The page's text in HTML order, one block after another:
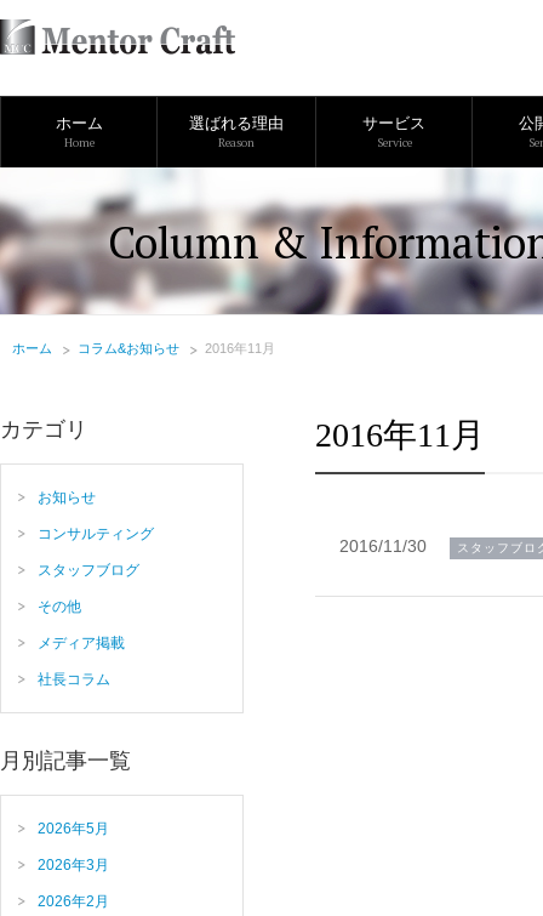
ホーム
Home
選ばれる理由
Reason
サービス
Service
公
Column &
ホーム コラム&お知らせ 2016年11月
2016年11月
2016/11/30 スタッフブロ
カテゴリ
お知らせ
コンサルティング
スタッフブログ
その他
メディア掲載
社長コラム
月別記事一覧
2026年5月
2026年3月
2026年2月